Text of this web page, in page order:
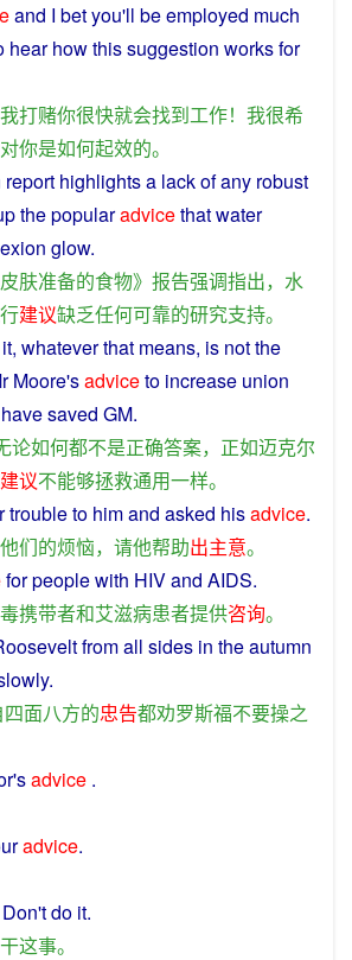
and I betyou'll beemployed much
hear howthissuggestion worksfor
我打赌你很快就会找到工作！ 我很希
对你是如何起效的。
report highlightsa lackofany robust
thepopularadvicethatwater
glow.
皮肤准备的食物》 报告强调指出， 水
建议缺乏任何可靠的研究支持。
it, whateverthat means, is notthe
Moore'sadviceto increase union
havesaved GM.
论如何都不是正确答案， 正如迈克尔
建议不能够拯救通用一样。
troubleto himand asked hisadvice.
他们的烦恼， 请他帮助出主意。
for peoplewith HIV and AIDS.
携带者和艾滋病患者提供咨询。
fromall sides in theautumn
四面八方的忠告都劝罗斯福不要操之
'sadvice .
advice.
do it.
干这事。